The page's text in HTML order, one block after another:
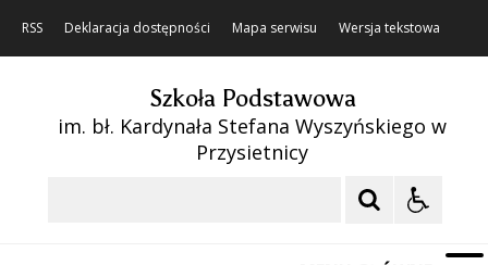
RSS Deklaracja dostępności Mapa serwisu Wersja tekstowa
Szkoła Podstawowa
im. bł. Kardynała Stefana Wyszyńskiego w
Przysietnicy